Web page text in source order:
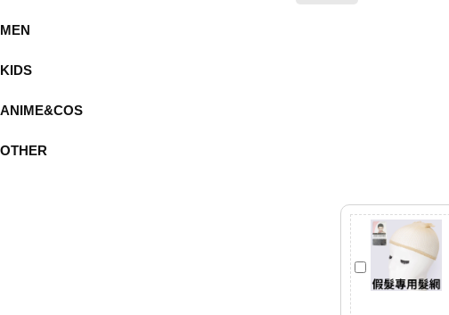
MEN
KIDS
ANIME&COS
OTHER